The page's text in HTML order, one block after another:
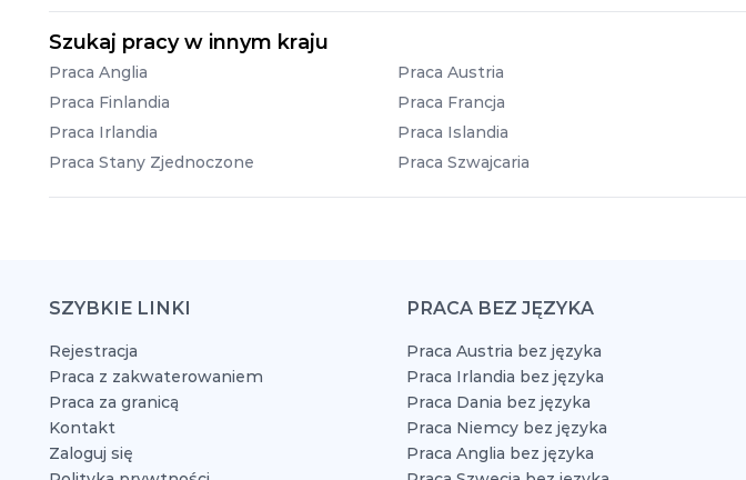
Szukaj pracy w innym kraju
Praca Anglia Praca Austria
Praca Finlandia
Praca Francja
Praca Irlandia
Praca Islandia
Praca Stany Zjednoczone
Praca Szwajcaria
SZYBKIE LINKI
Rejestracja
Praca z zakwaterowaniem
Praca za granicą
Kontakt
Zaloguj się
PRACA BEZ JĘZYKA
Praca Austria bez języka
Praca Irlandia bez języka
Praca Dania bez języka
Praca Niemcy bez języka
Praca Anglia bez języka